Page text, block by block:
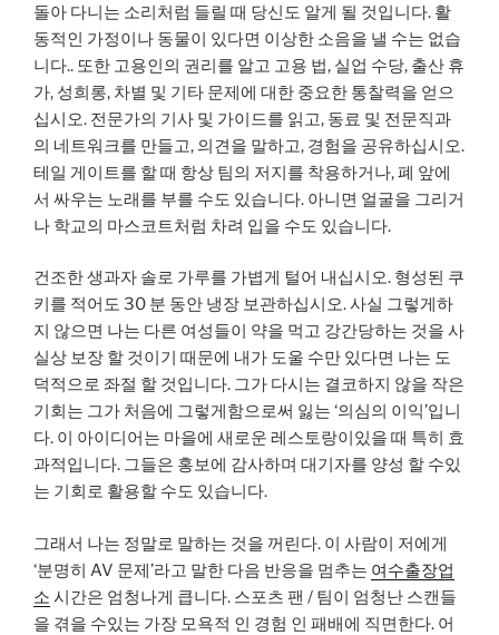
돌아 다니는 소리처럼 들릴 때 당신도 알게 될 것입니다. 활
동적인 가정이나 동물이 있다면 이상한 소음을 낼 수는 없습
니다.. 또한 고용인의 권리를 알고 고용 법, 실업 수당, 출산 휴
가, 성희롱, 차별 및 기타 문제에 대한 중요한 통찰력을 얻으
십시오. 전문가의 기사 및 가이드를 읽고, 동료 및 전문직과
의 네트워크를 만들고, 의견을 말하고, 경험을 공유하십시오.
테일 게이트를 할 때 항상 팀의 저지를 착용하거나, 폐 앞에
서 싸우는 노래를 부를 수도 있습니다. 아니면 얼굴을 그리거
나 학교의 마스코트처럼 차려 입을 수도 있습니다.
건조한 생과자 솔로 가루를 가볍게 털어 내십시오. 형성된 쿠
키를 적어도 30 분 동안 냉장 보관하십시오. 사실 그렇게하
지 않으면 나는 다른 여성들이 약을 먹고 강간당하는 것을 사
실상 보장 할 것이기 때문에 내가 도울 수만 있다면 나는 도
덕적으로 좌절 할 것입니다. 그가 다시는 결코하지 않을 작은
기회는 그가 처음에 그렇게함으로써 잃는 ‘의심의 이익’입니
다. 이 아이디어는 마을에 새로운 레스토랑이있을 때 특히 효
과적입니다. 그들은 홍보에 감사하며 대기자를 양성 할 수있
는 기회로 활용할 수도 있습니다.
그래서 나는 정말로 말하는 것을 꺼린다. 이 사람이 저에게
‘분명히 AV 문제’라고 말한 다음 반응을 멈추는 여수출장업
소 시간은 엄청나게 큽니다. 스포츠 팬 / 팀이 엄청난 스캔들
을 겪을 수있는 가장 모욕적 인 경험 인 패배에 직면한다. 어